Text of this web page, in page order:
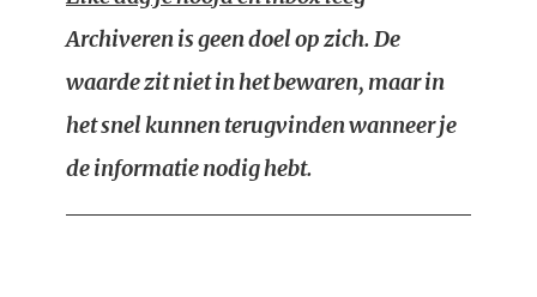
Archiveren is geen doel op zich. De
waarde zit niet in het bewaren, maar in
het snel kunnen terugvinden wanneer je
de informatie nodig hebt.